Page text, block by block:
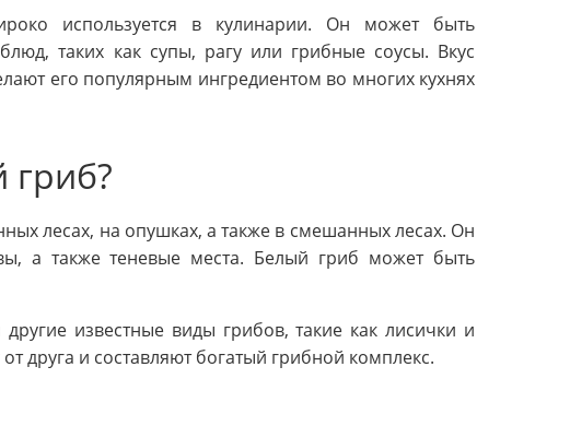
используется в кулинарии. Он может быть
таких как супы, рагу или грибные соусы. Вкус
его популярным ингредиентом во многих кухнях
гриб?
лесах, на опушках, а также в смешанных лесах. Он
а также теневые места. Белый гриб может быть
известные виды грибов, такие как лисички и
друга и составляют богатый грибной комплекс.